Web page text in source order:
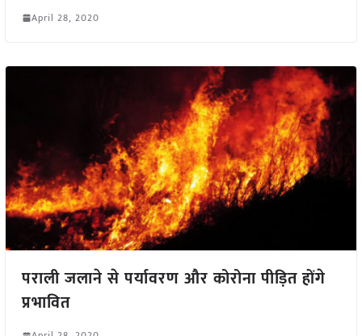
April 28, 2020
पराली जलाने से पर्यावरण और कोरोना पीड़ित होंगे
प्रभावित